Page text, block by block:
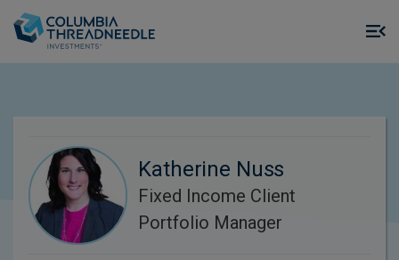
Katherine Nuss
Fixed Income Client
Portfolio Manager